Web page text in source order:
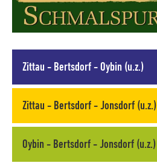
Zittau - Bertsdorf - Oybin (u.z.)
Zittau - Bertsdorf - Jonsdorf (u.z.)
Oybin - Bertsdorf - Jonsdorf (u.z.)